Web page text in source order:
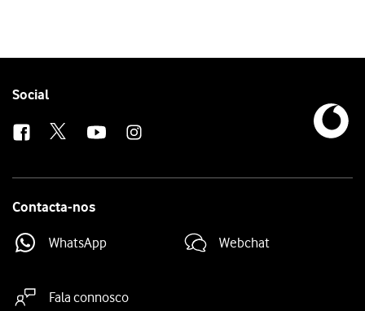
Follow
Social
Contacta-nos
WhatsApp Webchat
Fala connosco